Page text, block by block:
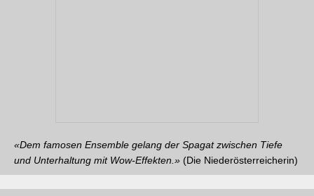
«Dem famosen Ensemble gelang der Spagat zwischen Tiefe
und Unterhaltung mit Wow-Effekten. » (Die Niederösterreicherin)